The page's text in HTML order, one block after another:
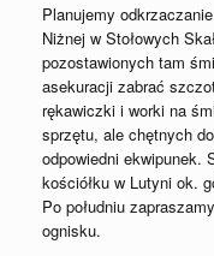
Planujemy
Niżnej w Stołowych
pozostawionych tam
asekuracji zabrać
rękawiczki i worki na
sprzętu, ale chętnych
odpowiedni ekwipunek.
kościółku w Lutyni ok.
Po południu
ognisku.